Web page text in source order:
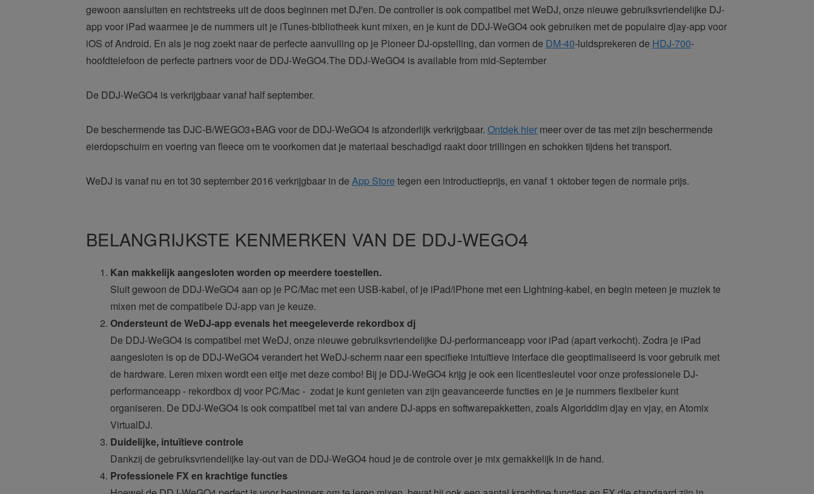
gewoon aansluiten en rechtstreeks uit de doos beginnen met DJ'en. De controller is ook compatibel met WeDJ, onze nieuwe gebruiksvriendelijke DJ-
app voor iPad waarmee je de nummers uit je iTunes-bibliotheek kunt mixen, en je kunt de DDJ-WeGO4 ook gebruiken met de populaire djay-app voor
iOS of Android. En als je nog zoekt naar de perfecte aanvulling op je Pioneer DJ-opstelling, dan vormen de DM-40-luidsprekeren de HDJ-700-
hoofdtelefoon de perfecte partners voor de DDJ-WeGO4.The DDJ-WeGO4 is available from mid-September
De DDJ-WeGO4 is verkrijgbaar vanaf half september.
De beschermende tas DJC-B/WEGO3+BAG voor de DDJ-WeGO4 is afzonderlijk verkrijgbaar. Ontdek hier meer over de tas met zijn beschermende
eierdopschuim en voering van fleece om te voorkomen dat je materiaal beschadigd raakt door trillingen en schokken tijdens het transport.
WeDJ is vanaf nu en tot 30 september 2016 verkrijgbaar in de App Store tegen een introductieprijs, en vanaf 1 oktober tegen de normale prijs.
BELANGRIJKSTE KENMERKEN VAN DE DDJ-WEGO4
Kan makkelijk aangesloten worden op meerdere toestellen.
Sluit gewoon de DDJ-WeGO4 aan op je PC/Mac met een USB-kabel, of je iPad/iPhone met een Lightning-kabel, en begin meteen je muziek te
mixen met de compatibele DJ-app van je keuze.
Ondersteunt de WeDJ-app evenals het meegeleverde rekordbox dj
De DDJ-WeGO4 is compatibel met WeDJ, onze nieuwe gebruiksvriendelijke DJ-performanceapp voor iPad (apart verkocht). Zodra je iPad
aangesloten is op de DDJ-WeGO4 verandert het WeDJ-scherm naar een specifieke intuïtieve interface die geoptimaliseerd is voor gebruik met
de hardware. Leren mixen wordt een eitje met deze combo! Bij je DDJ-WeGO4 krijg je ook een licentiesleutel voor onze professionele DJ-
performanceapp - rekordbox dj voor PC/Mac - zodat je kunt genieten van zijn geavanceerde functies en je je nummers flexibeler kunt
organiseren. De DDJ-WeGO4 is ook compatibel met tal van andere DJ-apps en softwarepakketten, zoals Algoriddim djay en vjay, en Atomix
VirtualDJ.
Duidelijke, intuïtieve controle
Dankzij de gebruiksvriendelijke lay-out van de DDJ-WeGO4 houd je de controle over je mix gemakkelijk in de hand.
Professionele FX en krachtige functies